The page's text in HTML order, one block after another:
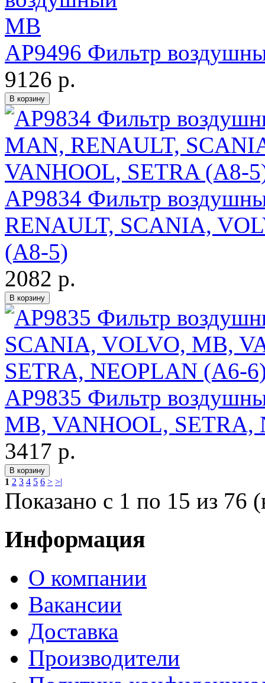
AP9496 Фильтр
9126 р.
AP9834 Фильтр
RENAULT, SCANIA,
(А8-5)
2082 р.
AP9835 Фильтр
MB, VANHOOL,
3417 р.
1 2 3 4 5 6 > >|
Показано с 1 по 15 из 76
Информация
О компании
Вакансии
Доставка
Производители